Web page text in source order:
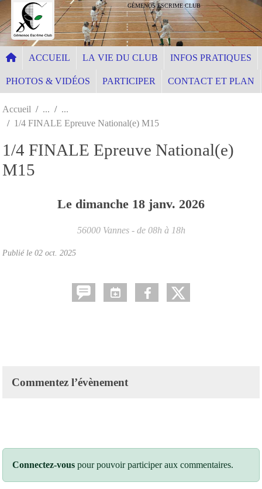
GÉMENOS ESCRIME CLUB
ACCUEIL LA VIE DU CLUB INFOS PRATIQUES
PHOTOS & VIDÉOS PARTICIPER CONTACT ET PLAN
Accueil
1/4 FINALE Epreuve National(e) M15
1/4 FINALE Epreuve National(e)
M15
Le dimanche 18 janv. 2026
56000 Vannes - de 08h à 18h
Publié le 02 oct. 2025
Commentez l’évènement
Connectez-vous pour pouvoir participer aux commentaires.
Panneau de gestion des cookies